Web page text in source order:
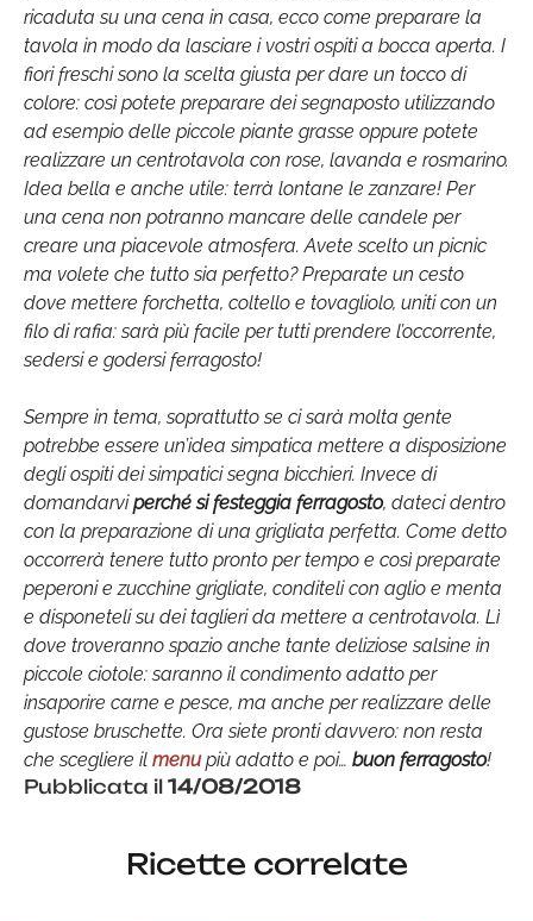
ricaduta su una cena in casa, ecco come preparare la
tavola in modo da lasciare i vostri ospiti a bocca aperta. I
fiori freschi sono la scelta giusta per dare un tocco di
colore: così potete preparare dei segnaposto utilizzando
ad esempio delle piccole piante grasse oppure potete
realizzare un centrotavola con rose, lavanda e rosmarino.
Idea bella e anche utile: terrà lontane le zanzare! Per
una cena non potranno mancare delle candele per
creare una piacevole atmosfera. Avete scelto un picnic
ma volete che tutto sia perfetto? Preparate un cesto
dove mettere forchetta, coltello e tovagliolo, uniti con un
filo di rafia: sarà più facile per tutti prendere l’occorrente,
sedersi e godersi ferragosto!
Sempre in tema, soprattutto se ci sarà molta gente
potrebbe essere un’idea simpatica mettere a disposizione
degli ospiti dei simpatici segna bicchieri. Invece di
domandarviperché si festeggia ferragosto, dateci dentro
con la preparazione di una grigliata perfetta. Come detto
occorrerà tenere tutto pronto per tempo e così preparate
peperoni e zucchine grigliate, conditeli con aglio e menta
e disponeteli su dei taglieri da mettere a centrotavola. Lì
dove troveranno spazio anche tante deliziose salsine in
piccole ciotole: saranno il condimento adatto per
insaporire carne e pesce, ma anche per realizzare delle
gustose bruschette. Ora siete pronti davvero: non resta
che scegliere il menupiù adatto e poi… buon ferragosto!
Pubblicata il 14/08/2018
Ricette correlate